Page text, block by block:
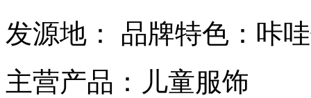
发源地：
品牌特色： 咔
主营产品： 儿童服饰